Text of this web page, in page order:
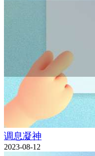
调息凝神
2023-08-12